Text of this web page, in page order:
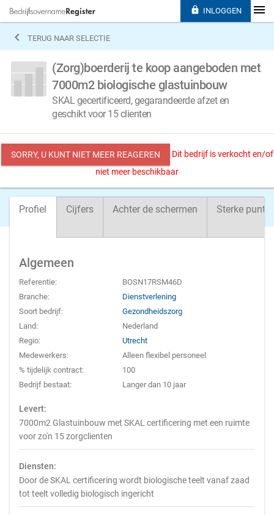
 TERUG NAAR SELECTIE
(Zorg)boerderij te koop aangeboden met
7000m2 biologische glastuinbouw
SKAL gecertificeerd, gegarandeerde afzet en
geschikt voor 15 clienten
SORRY, U KUNT NIET MEER REAGEREN
Dit bedrijf is verkocht en/of
niet meer beschikbaar
Profiel Cijfers Achter de schermen Sterke
Algemeen
Referentie:
BOSN17RSM46D
Branche:
Dienstverlening
Soort bedrijf:
Gezondheidszorg
Land:
Nederland
Regio:
Utrecht
Medewerkers:
Alleen flexibel personeel
% tijdelijk contract:
100
Bedrijf bestaat:
Langer dan 10 jaar
Levert:
7000m2 Glastuinbouw met SKAL certificering met een ruimte
voor zo'n 15 zorgclienten
Diensten:
Door de SKAL certificering wordt biologische teelt vanaf zaad
tot teelt volledig biologisch ingericht
 INLOGGEN